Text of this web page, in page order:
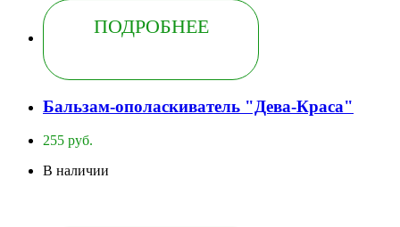
ПОДРОБНЕЕ
Бальзам-ополаскиватель "Дева-Краса"
255 руб.
В наличии